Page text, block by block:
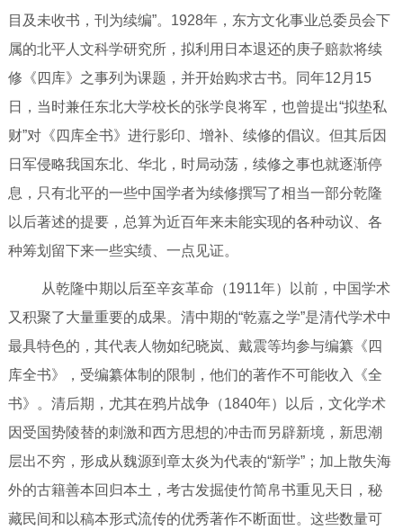
目及未收书，刊为续编”。1928年，东方文化事业总委员会下
属的北平人文科学研究所，拟利用日本退还的庚子赔款将续
修《四库》之事列为课题，并开始购求古书。同年12月15
日，当时兼任东北大学校长的张学良将军，也曾提出“拟垫私
财”对《四库全书》进行影印、增补、续修的倡议。但其后因
日军侵略我国东北、华北，时局动荡，续修之事也就逐渐停
息，只有北平的一些中国学者为续修撰写了相当一部分乾隆
以后著述的提要，总算为近百年来未能实现的各种动议、各
种筹划留下来一些实绩、一点见证。
从乾隆中期以后至辛亥革命（1911年）以前，中国学术
又积聚了大量重要的成果。清中期的“乾嘉之学”是清代学术中
最具特色的，其代表人物如纪晓岚、戴震等均参与编纂《四
库全书》，受编纂体制的限制，他们的著作不可能收入《全
书》。清后期，尤其在鸦片战争（1840年）以后，文化学术
因受国势陵替的刺激和西方思想的冲击而另辟新境，新思潮
层出不穷，形成从魏源到章太炎为代表的“新学”；加上散失海
外的古籍善本回归本土，考古发掘使竹简帛书重见天日，秘
藏民间和以稿本形式流传的优秀著作不断面世。这些数量可